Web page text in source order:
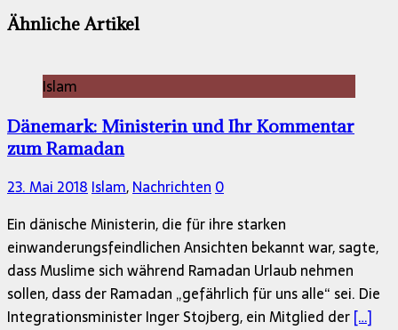
Ähnliche Artikel
Islam
Dänemark: Ministerin und Ihr Kommentar
zum Ramadan
23. Mai 2018Islam,Nachrichten0
Ein dänische Ministerin, die für ihre starken
einwanderungsfeindlichen Ansichten bekannt war, sagte,
dass Muslime sich während Ramadan Urlaub nehmen
sollen, dass der Ramadan „gefährlich für uns alle“ sei. Die
Integrationsminister Inger Stojberg, ein Mitglied der[…]